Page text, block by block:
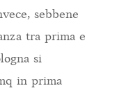
sebbene
tra prima e
si
in prima